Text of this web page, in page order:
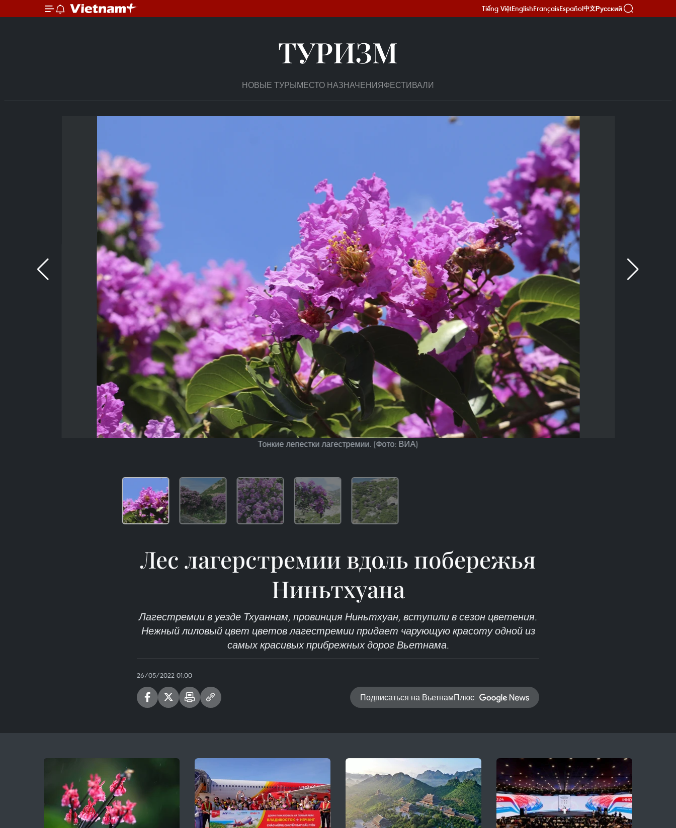
Tiếng ViệtEnglishFrançaisEspañol中文Русский
ТУРИЗМ
НОВЫЕ ТУРЫМЕСТО НАЗНАЧЕНИЯФЕСТИВАЛИ
Тонкие лепестки лагестремии. (Фото: ВИА)
Лес лагерстремии вдоль побережья
Ниньтхуана
Лагестремии в уезде Тхуаннам, провинция Ниньтхуан, вступили в сезон цветения.
Нежный лиловый цвет цветов лагестремии придает чарующую красоту одной из
самых красивых прибрежных дорог Вьетнама.
26/05/2022 01:00
Подписаться на ВьетнамПлюс